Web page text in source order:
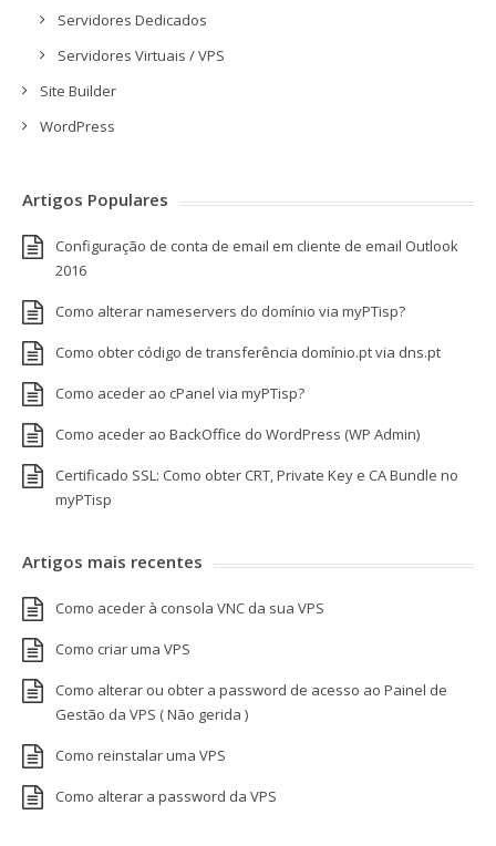
Servidores Dedicados
Servidores Virtuais / VPS
Site Builder
WordPress
Artigos Populares
Configuração de conta de email em cliente de email Outlook
2016
Como alterar nameservers do domínio via myPTisp?
Como obter código de transferência domínio.pt via dns.pt
Como aceder ao cPanel via myPTisp?
Como aceder ao BackOffice do WordPress (WP Admin)
Certificado SSL: Como obter CRT, Private Key e CA Bundle no
myPTisp
Artigos mais recentes
Como aceder à consola VNC da sua VPS
Como criar uma VPS
Como alterar ou obter a password de acesso ao Painel de
Gestão da VPS ( Não gerida )
Como reinstalar uma VPS
Como alterar a password da VPS